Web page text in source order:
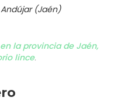
la provincia de Jaén,
lince.